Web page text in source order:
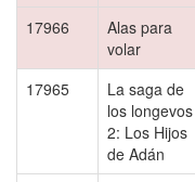
17966
Alas para
volar
17965
La saga de
los longevos
2: Los Hijos
de Adán